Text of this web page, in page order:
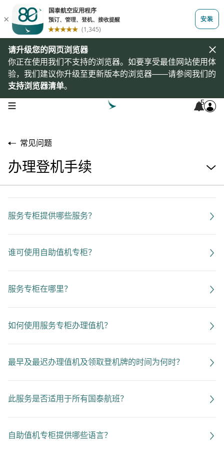
请升级您的网页浏览器
你正在使用我们不支持的浏览器。如要享受最佳网站使用体
验，我们建议你升级至更新版本的浏览器——请参阅我们的
支持浏览器清单。
open navigation menu 5
常见问题
办理登机手续
服务专柜提供哪些服务？
谁可使用自助值机专柜？
服务专柜在哪里？
如何使用服务专柜办理值机？
最早及最迟办理值机及领取登机牌的时间为何时？
此服务是否适用于所有国泰航班？
自助值机专柜提供哪些语言？